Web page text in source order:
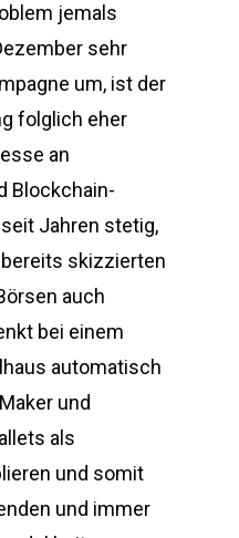
jemals
sehr
um, ist der
folglich eher
an
Blockchain-
Jahren stetig,
skizzierten
auch
bei einem
automatisch
und
als
und somit
und immer